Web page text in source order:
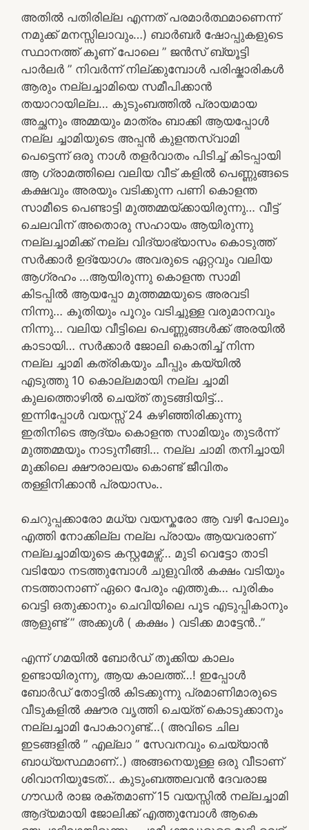
അതിൽ പതിരില്ല എന്നത് പരമാർത്ഥമാണെന്ന്
നമുക്ക് മനസ്സിലാവും…) ബാർബർ ഷോപ്പുകളുടെ
സ്ഥാനത്ത് കൂണ് പോലെ ” ജൻസ് ബ്യൂട്ടി
പാർലർ ” നിവർന്ന് നില്ക്കുമ്പോൾ പരിഷ്കാരികൾ
ആരും നല്ലച്ചാമിയെ സമീപിക്കാൻ
തയാറായില്ല… കുടുംബത്തിൽ പ്രായമായ
അച്ഛനും അമ്മയും മാത്രം ബാക്കി ആയപ്പോൾ
നല്ല ച്ചാമിയുടെ അപ്പൻ കുളന്തസ്വാമി
പെട്ടെന്ന് ഒരു നാൾ തളർവാതം പിടിച്ച് കിടപ്പായി
ആ ഗ്രാമത്തിലെ വലിയ വീട് കളിൽ പെണ്ണുങ്ങടെ
കക്ഷവും അരയും വടിക്കുന്ന പണി കൊളന്ത
സാമീടെ പെണ്ടാട്ടി മുത്തമ്മയ്ക്കായിരുന്നു… വീട്ട്
ചെലവിന് അതൊരു സഹായം ആയിരുന്നു
നല്ലച്ചാമിക്ക് നല്ല വിദ്യാഭ്യാസം കൊടുത്ത്
സർക്കാർ ഉദ്യോഗം അവരുടെ ഏറ്റവും വലിയ
ആഗ്രഹം …ആയിരുന്നു കൊളന്ത സാമി
കിടപ്പിൽ ആയപ്പോ മുത്തമ്മയുടെ അരവടി
നിന്നു… കൂതിയും പൂറും വടിച്ചുള്ള വരുമാനവും
നിന്നു… വലിയ വീട്ടിലെ പെണ്ണുങ്ങൾക്ക് അരയിൽ
കാടായി… സർക്കാർ ജോലി കൊതിച്ച് നിന്ന
നല്ല ച്ചാമി കത്രികയും ചീപ്പും കയ്യിൽ
എടുത്തു 10 കൊല്ലമായി നല്ല ച്ചാമി
കുലത്തൊഴിൽ ചെയ്ത് തുടങ്ങിയിട്ട്…
ഇന്നിപ്പോൾ വയസ്സ് 24 കഴിഞ്ഞിരിക്കുന്നു
ഇതിനിടെ ആദ്യം കൊളന്ത സാമിയും തുടർന്ന്
മുത്തമ്മയും നാടുനീങ്ങി… നല്ല ചാമി തനിച്ചായി
മുക്കിലെ ക്ഷൗരാലയം കൊണ്ട് ജീവിതം
തള്ളിനിക്കാൻ പ്രയാസം..
ചെറുപ്പക്കാരോ മധ്യ വയസ്കരോ ആ വഴി പോലും
എത്തി നോക്കില്ല നല്ല പ്രായം ആയവരാണ്
നല്ലച്ചാമിയുടെ കസ്റ്റമേഴ്സ്… മുടി വെട്ടോ താടി
വടിയോ നടത്തുമ്പോൾ ചുളുവിൽ കക്ഷം വടിയും
നടത്താനാണ് ഏറെ പേരും എത്തുക… പുരികം
വെട്ടി ഒതുക്കാനും ചെവിയിലെ പൂട എടുപ്പികാനും
ആളുണ്ട് ” അക്കുൾ ( കക്ഷം ) വടിക്ക മാട്ടേൻ..”
എന്ന് ഗമയിൽ ബോർഡ് തൂക്കിയ കാലം
ഉണ്ടായിരുന്നു, ആയ കാലത്ത്…! ഇപ്പോൾ
ബോർഡ് തോട്ടിൽ കിടക്കുന്നു പ്രമാണിമാരുടെ
വീടുകളിൽ ക്ഷൗര വൃത്തി ചെയ്ത് കൊടുക്കാനും
നല്ലച്ചാമി പോകാറുണ്ട്…( അവിടെ ചില
ഇടങ്ങളിൽ ” എല്ലാ ” സേവനവും ചെയ്യാൻ
ബാധ്യസ്ഥമാണ്..) അങ്ങനെയുള്ള ഒരു വീടാണ്
ശിവാനിയുടേത്… കുടുംബത്തലവൻ ദേവരാജ
ഗൗഡർ രാജ രക്തമാണ് 15 വയസ്സിൽ നല്ലച്ചാമി
ആദ്യമായി ജോലിക്ക് എത്തുമ്പോൾ ആകെ